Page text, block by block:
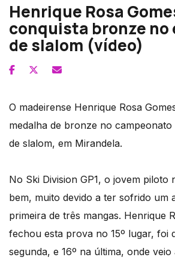
Henrique Rosa
conquista bronze no
de slalom (vídeo)
O madeirense Henrique Rosa
medalha de bronze no
de slalom, em Mirandela.
No Ski Division GP1, o jovem piloto
bem, muito devido a ter sofrido um
primeira de três mangas. Henrique
fechou esta prova no 15º lugar, foi
segunda, e 16º na última, onde veio